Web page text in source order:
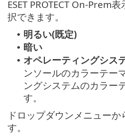
ESET PROTECT On-Prem
択できます。
• 明るい(既定)
• 暗い
• オペレーティングシス
ンソールのカラーテー
ングシステムのカラー
す。
ドロップダウンメニュー
す。